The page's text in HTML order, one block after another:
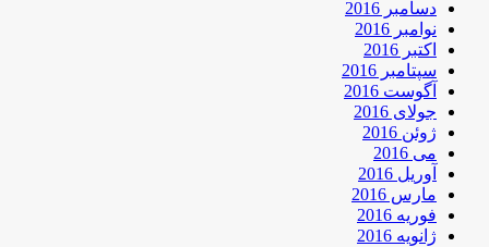
دسامبر 2016
نوامبر 2016
اکتبر 2016
سپتامبر 2016
آگوست 2016
جولای 2016
ژوئن 2016
می 2016
آوریل 2016
مارس 2016
فوریه 2016
ژانویه 2016